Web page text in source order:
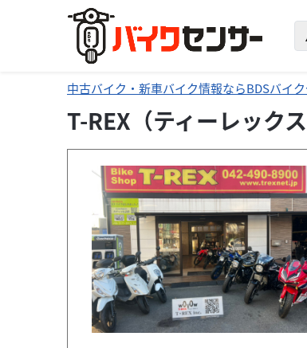
中古バイク・新車バイク情報ならBDSバイ
T-REX（ティーレック